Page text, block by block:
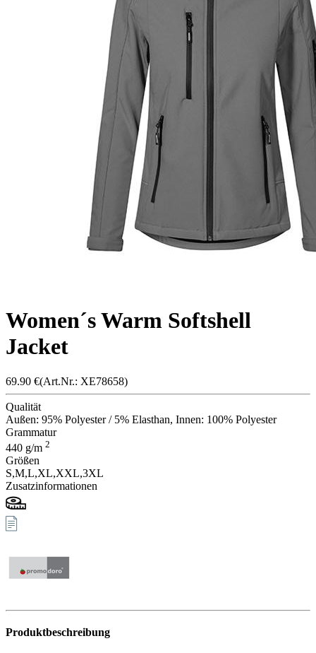
Women´s Warm Softshell
Jacket
69.90 €(Art.Nr.: XE78658)
Qualität
Außen: 95% Polyester / 5% Elasthan, Innen: 100% Polyester
Grammatur
440 g/m 2
Größen
S,M,L,XL,XXL,3XL
Zusatzinformationen
Produktbeschreibung